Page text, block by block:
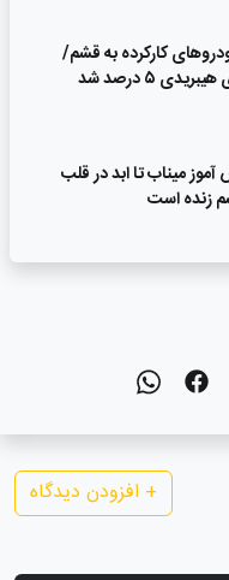
کارکرده به قشم/
۵ درصد شد
میناب تا ابد در قلب
زنده است
+ افزودن دیدگاه